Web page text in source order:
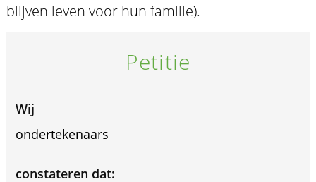
blijven leven voor hun familie).
Petitie
Wij
ondertekenaars
constateren dat: